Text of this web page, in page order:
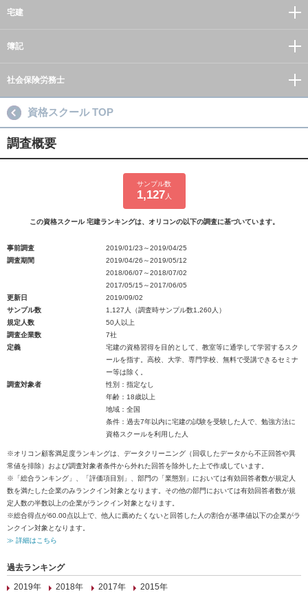
宅建
簿記
社会保険労務士
資格スクール TOP
調査概要
サンプル数
1,127 人
この資格スクール 宅建ランキングは、オリコンの以下の調査に基づいています。
事前調査
2019/01/23～2019/04/25
調査期間
2019/04/26～2019/05/12
2018/06/07～2018/07/02
2017/05/15～2017/06/05
更新日
2019/09/02
サンプル数
1,127人（調査時サンプル数1,260人）
規定人数
50人以上
調査企業数
7社
定義
宅建の資格習得を目的として、教室等に通学して学習するスク
ールを指す。高校、大学、専門学校、無料で受講できるセミナ
ー等は除く。
調査対象者
性別：指定なし
年齢：18歳以上
地域：全国
条件：過去7年以内に宅建の試験を受験した人で、勉強方法に
資格スクールを利用した人
※オリコン顧客満足度ランキングは、データクリーニング（回収したデータから不正回答や異
常値を排除）および調査対象者条件から外れた回答を除外した上で作成しています。
※「総合ランキング」、「評価項目別」、部門の「業態別」においては有効回答者数が規定人
数を満たした企業のみランクイン対象となります。その他の部門においては有効回答者数が規
定人数の半数以上の企業がランクイン対象となります。
※総合得点が60.00点以上で、他人に薦めたくないと回答した人の割合が基準値以下の企業がラ
ンクイン対象となります。
≫ 詳細はこちら
過去ランキング
2019年
2018年 2017年 2015年